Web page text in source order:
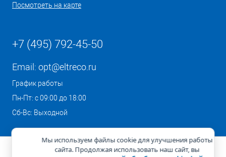
Посмотреть на карте
+7 (495) 792-45-50
Email: opt@eltreco.ru
График работы
Пн-Пт: с 09:00 до 18:00
Сб-Вс: Выходной
Мы используем файлы cookie для улучшения работы
сайта. Продолжая использовать наш сайт, вы